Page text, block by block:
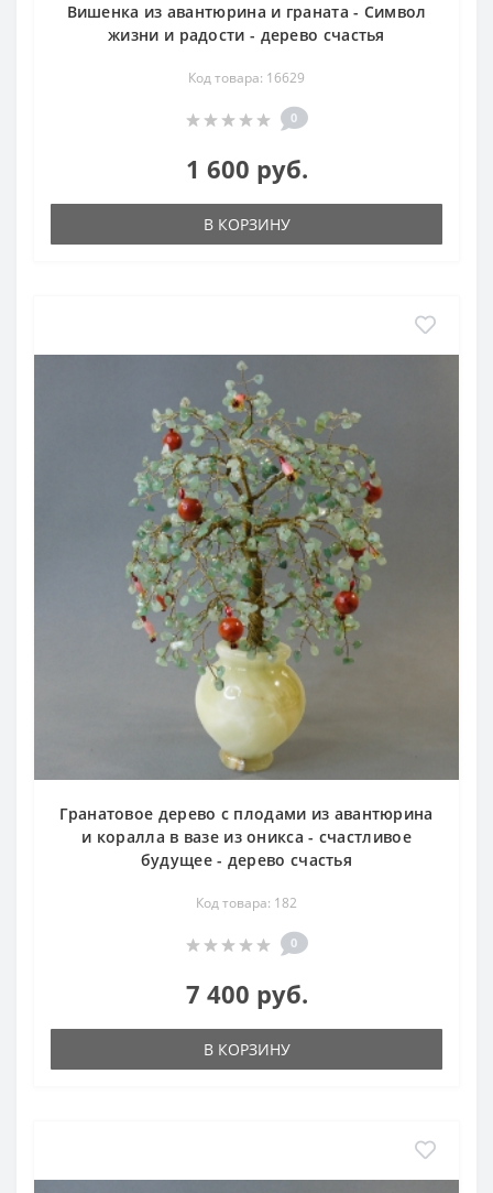
Вишенка из авантюрина и граната - Символ
жизни и радости - дерево счастья
Код товара: 16629
0
1 600 руб.
В КОРЗИНУ
Гранатовое дерево с плодами из авантюрина
и коралла в вазе из оникса - счастливое
будущее - дерево счастья
Код товара: 182
0
7 400 руб.
В КОРЗИНУ